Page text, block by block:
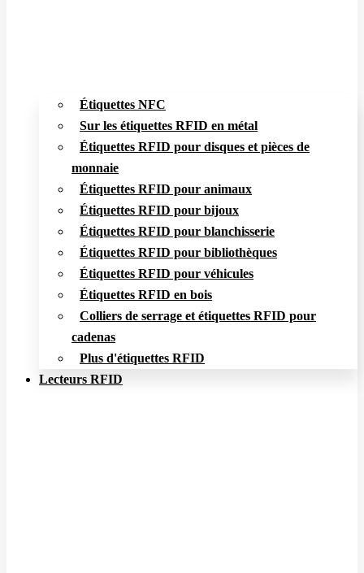
Étiquettes NFC
Sur les étiquettes RFID en métal
Étiquettes RFID pour disques et pièces de
monnaie
Étiquettes RFID pour animaux
Étiquettes RFID pour bijoux
Étiquettes RFID pour blanchisserie
Étiquettes RFID pour bibliothèques
Étiquettes RFID pour véhicules
Étiquettes RFID en bois
Colliers de serrage et étiquettes RFID pour
cadenas
Plus d'étiquettes RFID
Lecteurs RFID